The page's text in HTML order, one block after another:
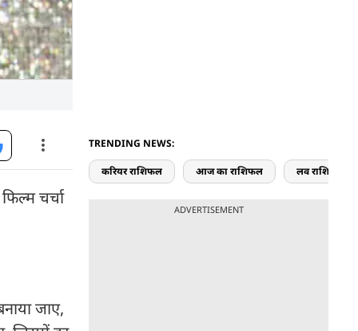
चर्चा
जाए,
TRENDING NEWS:
करियर राशिफल आज का राशिफल लव राशिफल
ADVERTISEMENT